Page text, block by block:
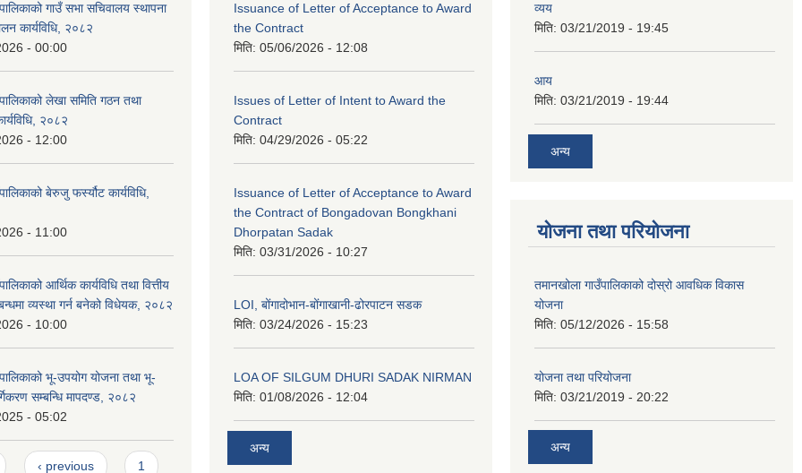
गाउँ सभा सचिवालय स्थापना
कार्यविधि, २०८२
- 00:00
लेखा समिति गठन तथा
२०८२
- 12:00
बेरुजु फर्स्यौट कार्यविधि,
- 11:00
आर्थिक कार्यविधि तथा वित्तीय
व्यस्था गर्न बनेको विधेयक, २०८२
- 10:00
भू-उपयोग योजना तथा भू-
सम्बन्धि मापदण्ड, २०८२
- 05:02
‹ previous 1
Issuance of Letter of Acceptance to Award
the Contract
मिति: 05/06/2026 - 12:08
Issues of Letter of Intent to Award the
Contract
मिति: 04/29/2026 - 05:22
Issuance of Letter of Acceptance to Award
the Contract of Bongadovan Bongkhani
Dhorpatan Sadak
मिति: 03/31/2026 - 10:27
LOI, बोंगादोभान-बोंगाखानी-ढोरपाटन सडक
मिति: 03/24/2026 - 15:23
LOA OF SILGUM DHURI SADAK NIRMAN
मिति: 01/08/2026 - 12:04
अन्य
व्यय
मिति: 03/21/2019 - 19:45
आय
मिति: 03/21/2019 - 19:44
अन्य
योजना तथा परियोजना
तमानखोला गाउँपालिकाको दोस्रो आवधिक विकास
योजना
मिति: 05/12/2026 - 15:58
योजना तथा परियोजना
मिति: 03/21/2019 - 20:22
अन्य